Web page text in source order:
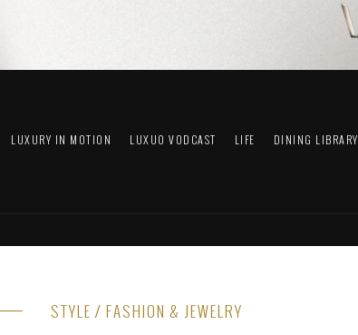
LUXURY IN MOTION LUXUO VODCAST LIFE DINING LIBRARY
STYLE / FASHION & JEWELRY